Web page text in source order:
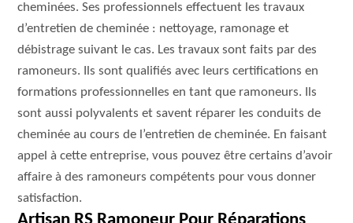
cheminées. Ses professionnels effectuent les travaux
d’entretien de cheminée : nettoyage, ramonage et
débistrage suivant le cas. Les travaux sont faits par des
ramoneurs. Ils sont qualifiés avec leurs certifications en
formations professionnelles en tant que ramoneurs. Ils
sont aussi polyvalents et savent réparer les conduits de
cheminée au cours de l’entretien de cheminée. En faisant
appel à cette entreprise, vous pouvez être certains d’avoir
affaire à des ramoneurs compétents pour vous donner
satisfaction.